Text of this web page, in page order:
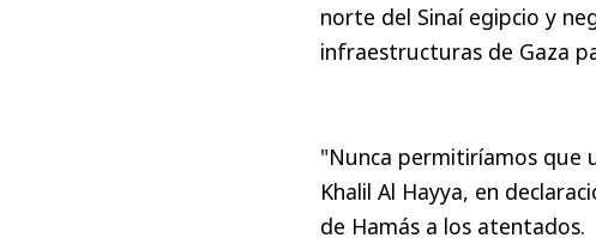
norte del Sinaí egipcio y
infraestructuras de Gaza
"Nunca permitiríamos que
Khalil Al Hayya, en
de Hamás a los atentados.